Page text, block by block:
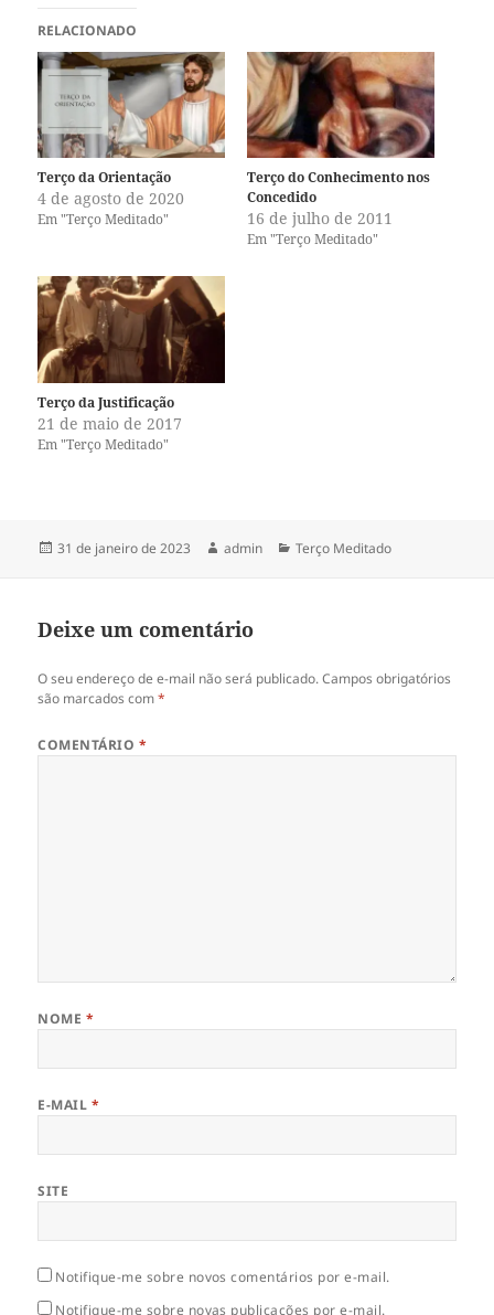
u
e
p
a
r
c
o
m
p
a
r
t
i
l
h
o
T
w
i
t
e
r
(
a
b
r
a
j
a
)
u
e
p
a
r
a
c
o
m
p
a
r
t
i
l
h
o
F
a
c
e
b
o
o
k
(
a
b
v
a
a
RELACIONADO
Terço da Orientação
4 de agosto de 2020
Em "Terço Meditado"
Terço do Conhecimento nos
Concedido
16 de julho de 2011
Em "Terço Meditado"
Terço da Justificação
21 de maio de 2017
Em "Terço Meditado"
Publicado
31 de janeiro de 2023 Autor
admin Categorias
Terço Meditado
Deixe um comentário
O seu endereço de e-mail não será publicado. Campos obrigatórios
são marcados com*
COMENTÁRIO *
NOME *
E-MAIL *
SITE
Notifique-me sobre novos comentários por e-mail.
Notifique-me sobre novas publicações por e-mail.